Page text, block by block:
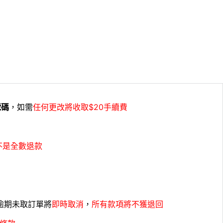
，如需任何更改將收取$20手續費
是全數退款
期未取訂單將即時取消 ， 所有款項將不獲退回